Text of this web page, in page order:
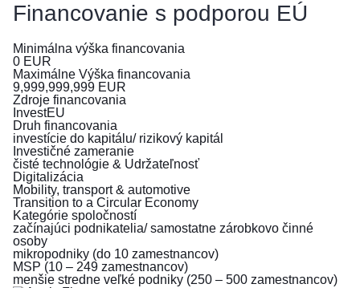
Pomoc
pre
ľudí
na
Ukrajine
Ako
Financovanie s podporou EÚ
Minimálna výška financovania
0 EUR
Maximálne Výška financovania
9,999,999,999 EUR
Zdroje financovania
InvestEU
Druh financovania
investície do kapitálu/ rizikový kapitál
Investičné zameranie
čisté technológie & Udržateľnosť
Digitalizácia
Mobility, transport & automotive
Transition to a Circular Economy
Kategórie spoločností
začínajúci podnikatelia/ samostatne zárobkovo činné
osoby
mikropodniky (do 10 zamestnancov)
MSP (10 – 249 zamestnancov)
menšie stredne veľké podniky (250 – 500 zamestnancov)